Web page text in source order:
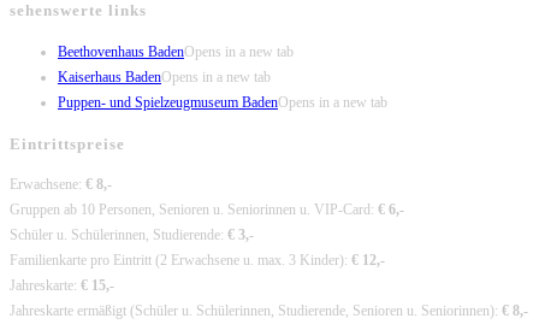
sehenswerte links
Beethovenhaus BadenOpens in a new tab
Kaiserhaus BadenOpens in a new tab
Puppen- und Spielzeugmuseum BadenOpens in a new tab
Eintrittspreise
Erwachsene: € 8,-
Gruppen ab 10 Personen, Senioren u. Seniorinnen u. VIP-Card: € 6,-
Schüler u. Schülerinnen, Studierende: € 3,-
Familienkarte pro Eintritt (2 Erwachsene u. max. 3 Kinder): € 12,-
Jahreskarte: € 15,-
Jahreskarte ermäßigt (Schüler u. Schülerinnen, Studierende, Senioren u. Seniorinnen): € 8,-